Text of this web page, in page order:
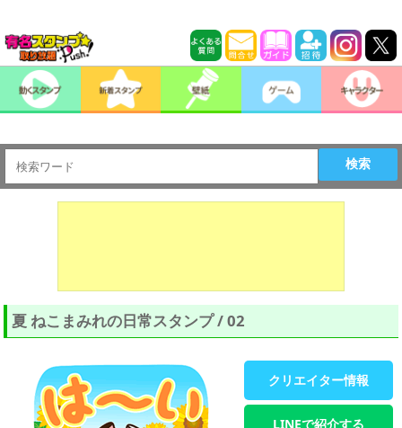
検索
夏 ねこまみれの日常スタンプ / 02
クリエイター情報
LINEで紹介する